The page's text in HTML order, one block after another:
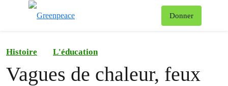
Donner
Histoire L'éducation
Vagues de chaleur, feux